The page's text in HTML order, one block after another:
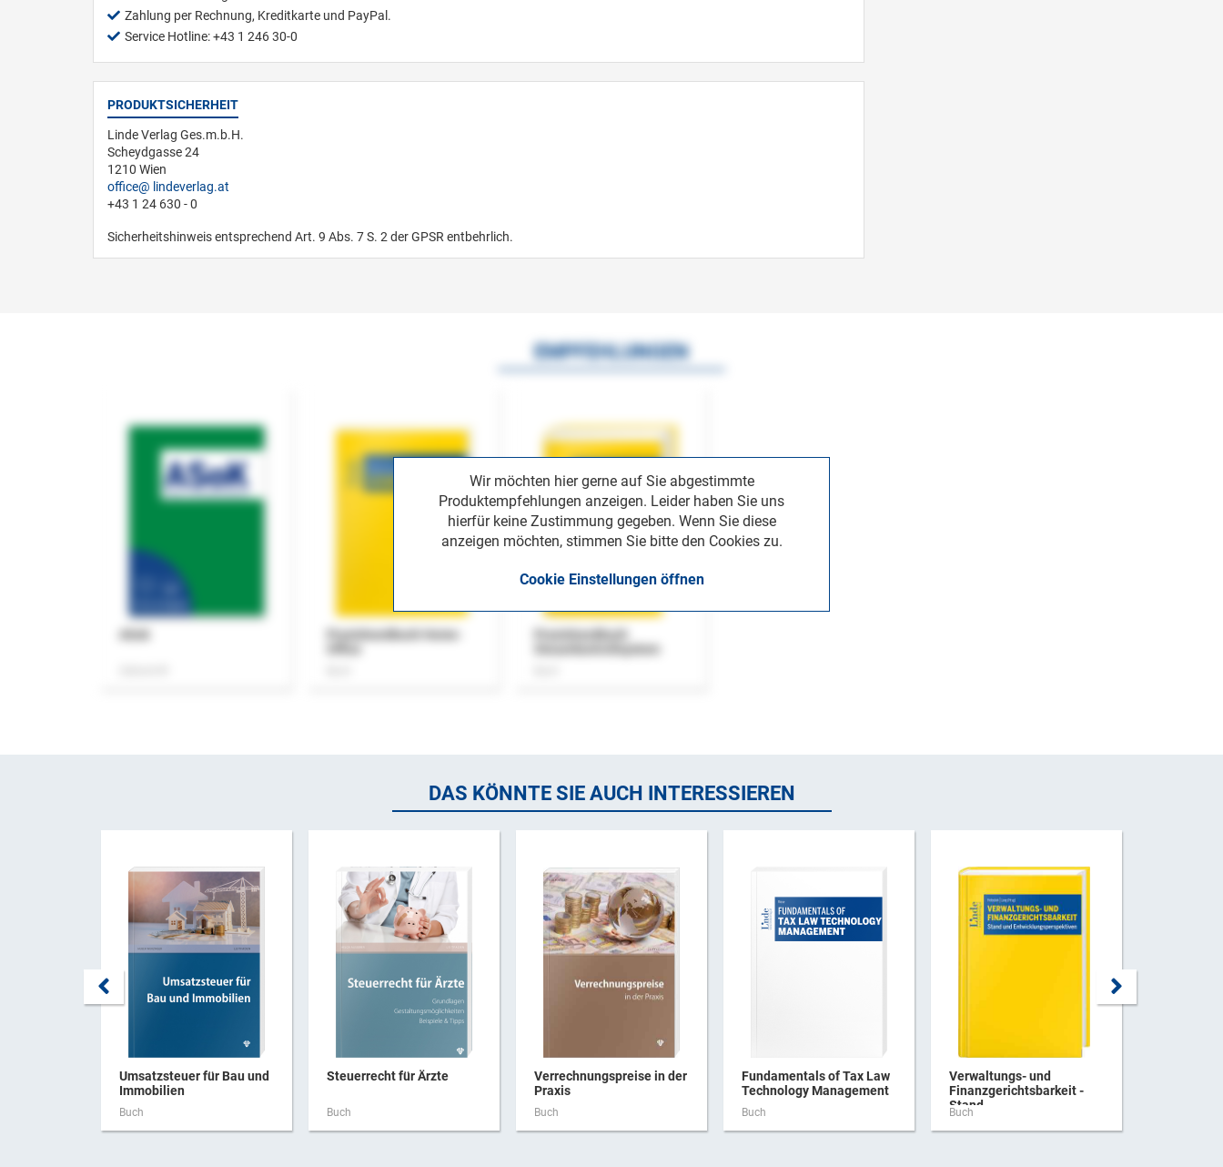
Zahlung per Rechnung, Kreditkarte und PayPal.
Service Hotline: +43 1 246 30-0
PRODUKTSICHERHEIT
Linde Verlag Ges.m.b.H.
Scheydgasse 24
1210 Wien
office
lindeverlag.at
+43 1 24 630 - 0
Sicherheitshinweis entsprechend Art. 9 Abs. 7 S. 2 der GPSR entbehrlich.
Wir möchten hier gerne auf Sie abgestimmte
Produktempfehlungen anzeigen. Leider haben Sie uns
hierfür keine Zustimmung gegeben. Wenn Sie diese
anzeigen möchten, stimmen Sie bitte den Cookies zu.
Cookie Einstellungen öffnen
EMPFEHLUNGEN
Praxishandbuch Home-
Praxishandbuch
DAS KÖNNTE SIE AUCH INTERESSIEREN
Umsatzsteuer für Bau und
Immobilien
Buch
Steuerrecht für Ärzte
Buch
Verrechnungspreise in der
Praxis
Buch
Fundamentals of Tax Law
Technology Management
Buch
Verwaltungs- und
Finanzgerichtsbarkeit -
Stand ...
Buch